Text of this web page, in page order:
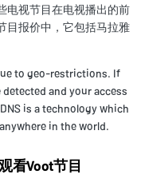
电视节目在电视播出的前
目报价中，它包括马拉雅
to geo-restrictions. If
and your access
is a technology which
in the world.
看Voot节目